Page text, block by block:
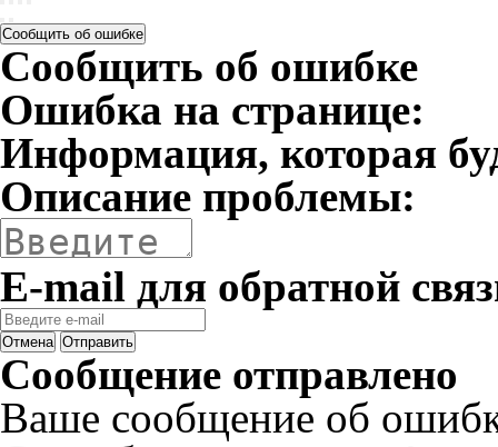
Сообщить об ошибке
Сообщить об ошибке
Ошибка на странице:
Информация, которая
Описание проблемы:
E-mail для обратной
Отмена Отправить
Сообщение отправлено
Ваше сообщение об